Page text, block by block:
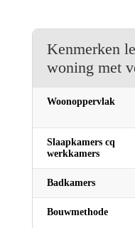
Kenmerken
woning met
Woonoppervlak
Slaapkamers cq
werkkamers
Badkamers
Bouwmethode